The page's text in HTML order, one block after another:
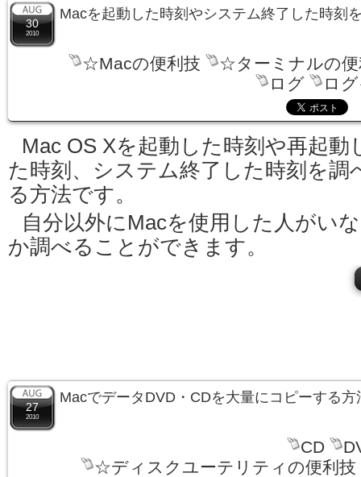
30
2010
Macを起動した時刻やシステム終了した時刻
☆Macの便利技
☆ターミナルの便
ログ
ロ
Mac OS Xを起動した時刻や再起動
た時刻、システム終了した時刻を調
る方法です。
自分以外にMacを使用した人がい
か調べることができます。
27
2010
MacでデータDVD・CDを大量にコピーする方
CD
☆ディスクユーテリティの便利技